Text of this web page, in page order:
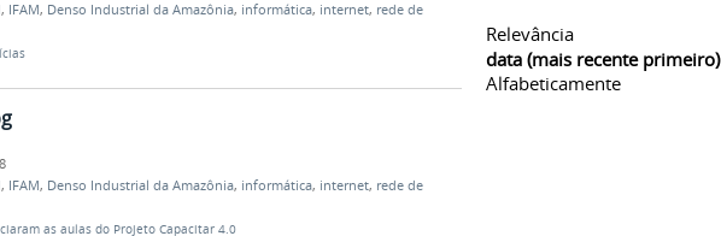
Relevância
data (mais recente primeiro)
Alfabeticamente
, IFAM, Denso Industrial da Amazônia, informática, internet, rede de
, IFAM, Denso Industrial da Amazônia, informática, internet, rede de
as aulas do Projeto Capacitar 4.0